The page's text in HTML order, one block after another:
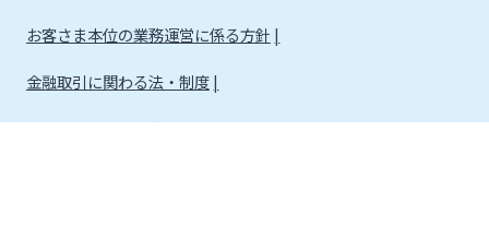
お客さま本位の業務運営に係る方針
金融取引に関わる法・制度
金融取引に関わる方針